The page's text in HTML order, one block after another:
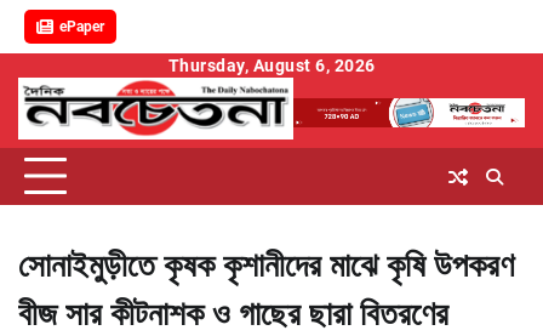
ePaper
content
Thursday, August 6, 2026
সোনাইমুড়ীতে কৃষক কৃশানীদের মাঝে কৃষি উপকরণ
বীজ সার কীটনাশক ও গাছের ছারা বিতরণের